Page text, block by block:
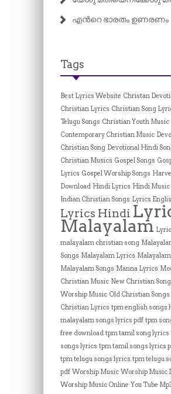
എന്‍റെ ഭാരതം ഉണരണം
Tags
Best Lyrics Website Christan
Christian Lyrics Christian Song
Telugu Songs Christian Youth Music
Contemporary Christian Music
Christian Song Devotional Hindi
Christian Musics Gospel Songs
Lyrics Gospel Worship Songs
Download Hindi Lyrics Hindi Music
Indian Christian Songs Lyrics
Lyrics Hindi
Malayalam
malayalam christian song
Songs Malayalam Lyrics
Malayalam Songs Manna Lyrics
Christian Music New Christian
Worship Music Old Christian Songs
Christian Lyrics tpm english songs
malayalam songs lyrics pdf tpm
free download tpm tamil song lyrics
songs lyrics tpm tamil songs lyrics
tpm telugu songs lyrics tpm telugu
pdf Worship Music Worship Music
Worship Music Online You Tube